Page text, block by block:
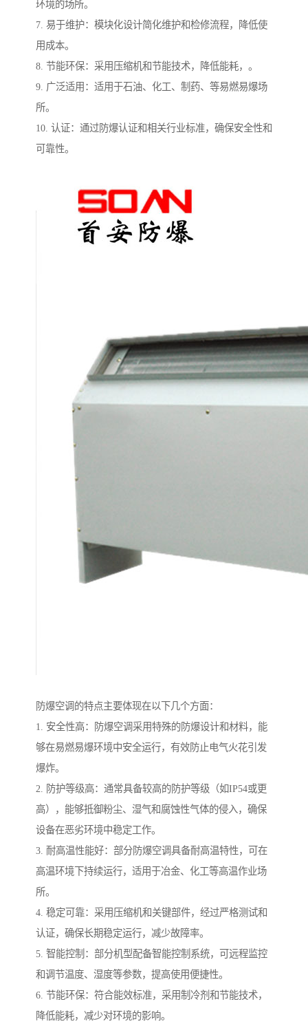
环境的场所。
7. 易于维护：模块化设计简化维护和检修流程，降低使
用成本。
8. 节能环保：采用压缩机和节能技术，降低能耗，。
9. 广泛适用：适用于石油、化工、制药、等易燃易爆场
所。
10. 认证：通过防爆认证和相关行业标准，确保安全性和
可靠性。
防爆空调的特点主要体现在以下几个方面：
1. 安全性高：防爆空调采用特殊的防爆设计和材料，能
够在易燃易爆环境中安全运行，有效防止电气火花引发
爆炸。
2. 防护等级高：通常具备较高的防护等级（如IP54或更
高），能够抵御粉尘、湿气和腐蚀性气体的侵入，确保
设备在恶劣环境中稳定工作。
3. 耐高温性能好：部分防爆空调具备耐高温特性，可在
高温环境下持续运行，适用于冶金、化工等高温作业场
所。
4. 稳定可靠：采用压缩机和关键部件，经过严格测试和
认证，确保长期稳定运行，减少故障率。
5. 智能控制：部分机型配备智能控制系统，可远程监控
和调节温度、湿度等参数，提高使用便捷性。
6. 节能环保：符合能效标准，采用制冷剂和节能技术，
降低能耗，减少对环境的影响。